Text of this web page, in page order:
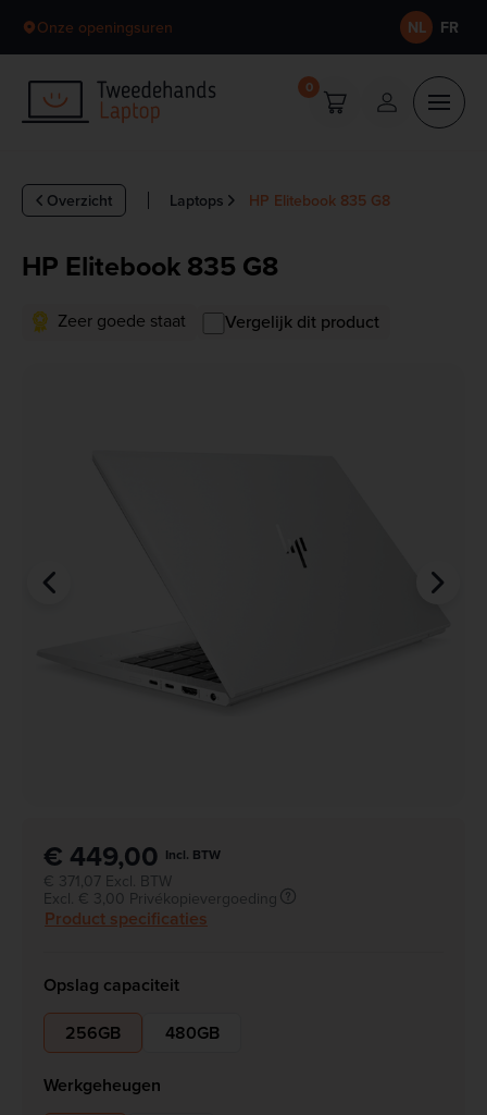
Onze openingsuren NL FR
0
Laptops HP Elitebook 835 G8
Overzicht
HP Elitebook 835 G8
Zeer goede staat Vergelijk dit product
€ 449,00 Incl. BTW
€ 371,07 Excl. BTW
Excl. € 3,00 Privékopievergoeding
Product specificaties
Opslag capaciteit
256GB
480GB
Werkgeheugen